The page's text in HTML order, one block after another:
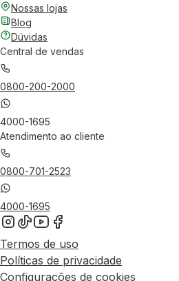
Nossas lojas
Blog
Dúvidas
Central de vendas
0800-200-2000
4000-1695
Atendimento ao cliente
0800-701-2523
4000-1695
Termos de uso
Políticas de privacidade
Configurações de cookies